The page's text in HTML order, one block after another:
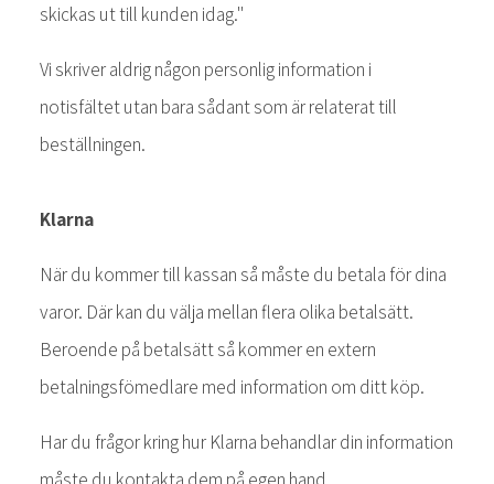
skickas ut till kunden idag."
Vi skriver aldrig någon personlig information i
notisfältet utan bara sådant som är relaterat till
beställningen.
Klarna
När du kommer till kassan så måste du betala för dina
varor. Där kan du välja mellan flera olika betalsätt.
Beroende på betalsätt så kommer en extern
betalningsfömedlare med information om ditt köp.
Har du frågor kring hur Klarna behandlar din information